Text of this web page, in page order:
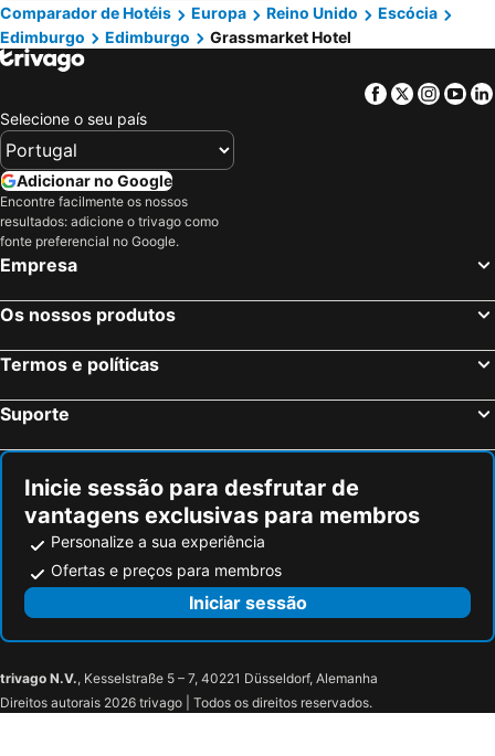
Comparador de Hotéis
Europa Reino Unido
Escócia
Edimburgo
Edimburgo Grassmarket Hotel
Facebook
Twitter
Selecione o seu país
Adicionar no Google
Encontre facilmente os nossos
resultados: adicione o trivago como
fonte preferencial no Google.
Empresa
Os nossos produtos
Termos e políticas
Suporte
Inicie sessão para desfrutar de
vantagens exclusivas para membros
Personalize a sua experiência
Ofertas e preços para membros
Iniciar sessão
trivago N.V., Kesselstraße 5 – 7, 40221 Düsseldorf, Alemanha
Direitos autorais 2026 trivago | Todos os direitos reservados.